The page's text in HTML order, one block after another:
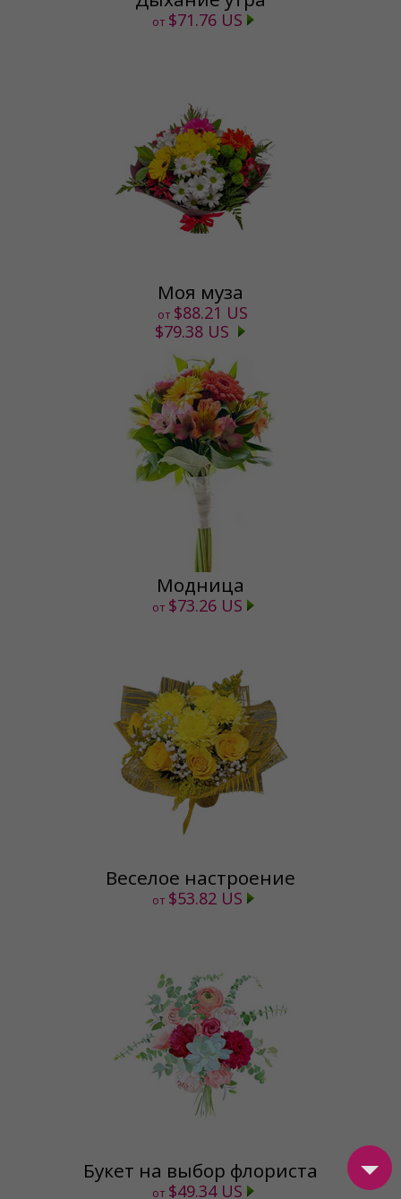
от $71.76 US
Моя муза
от $88.21 US
$79.38 US
Модница
от $73.26 US
Веселое настроение
от $53.82 US
Букет на выбор флориста
от $49.34 US